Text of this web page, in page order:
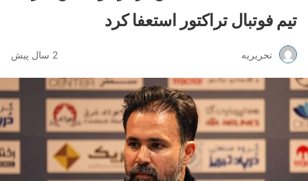
تیم فوتبال تراکتور استعفا کرد
تحریریه 2 سال پیش